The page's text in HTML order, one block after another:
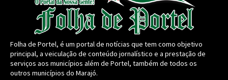
Folha de Portel, é um portal de notícias que tem como objetivo
principal, a veiculação de conteúdo jornalístico e a prestação de
serviços aos municípios além de Portel, também de todos os
outros municípios do Marajó.